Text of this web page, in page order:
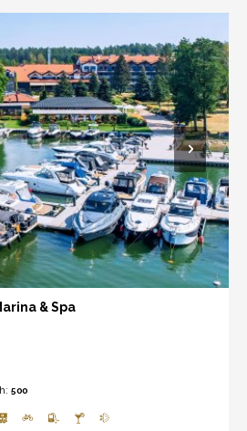
& Spa
500